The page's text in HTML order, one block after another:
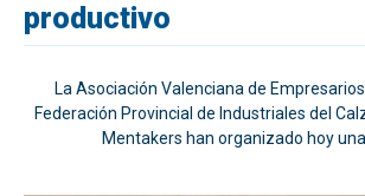
productivo
La Asociación Valenciana de
Federación Provincial de Industriales del
Mentakers han organizado hoy